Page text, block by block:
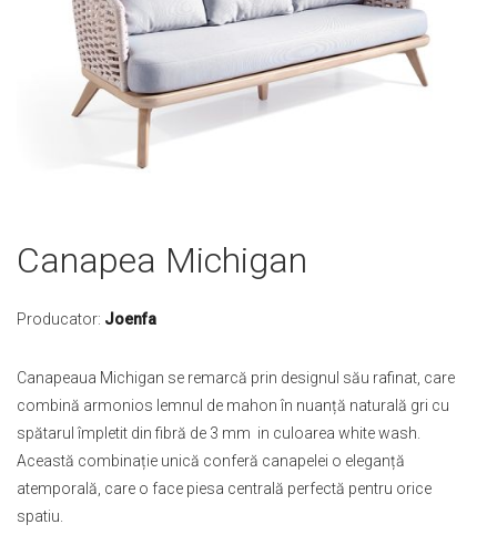
Canapea Michigan
Producator: Joenfa
Canapeaua Michigan se remarcă prin designul său rafinat, care
combină armonios lemnul de mahon în nuanță naturală gri cu
spătarul împletit din fibră de 3 mm in culoarea white wash.
Această combinație unică conferă canapelei o eleganță
atemporală, care o face piesa centrală perfectă pentru orice
spatiu.
Skip
to
beginning
images
gallery